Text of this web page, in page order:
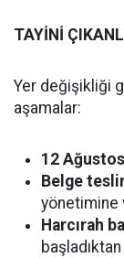
TAYİNİ
Yer değişikliği
aşamalar:
12
Belge
yönetimine
Harcırah